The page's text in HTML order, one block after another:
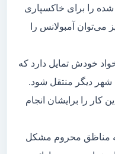
شده را برای خاکسپاری
می‌توان آمبولانس را
خودش تمایل دارد که
شهر دیگر منتقل شود.
کار را برایشان انجام
به مناظق محروم مشکل